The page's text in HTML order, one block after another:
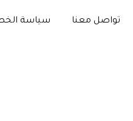
تواصل معنا سياسة